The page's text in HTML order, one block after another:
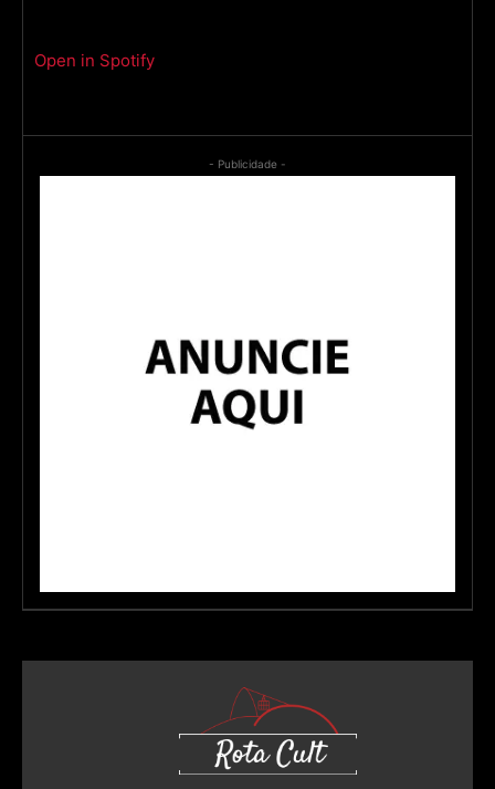
Open in Spotify
- Publicidade -